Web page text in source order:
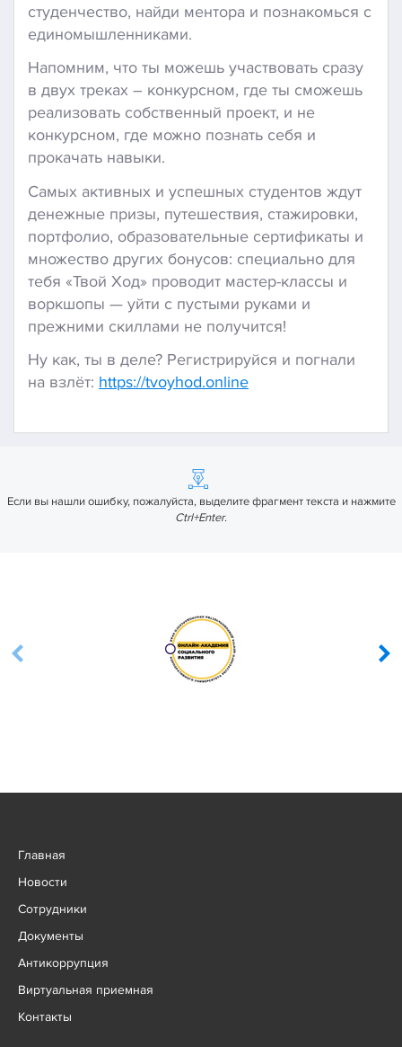
студенчество, найди ментора и познакомься с
единомышленниками.
Напомним, что ты можешь участвовать сразу
в двух треках – конкурсном, где ты сможешь
реализовать собственный проект, и не
конкурсном, где можно познать себя и
прокачать навыки.
Самых активных и успешных студентов ждут
денежные призы, путешествия, стажировки,
портфолио, образовательные сертификаты и
множество других бонусов: специально для
тебя «Твой Ход» проводит мастер-классы и
воркшопы — уйти с пустыми руками и
прежними скиллами не получится!
Ну как, ты в деле? Регистрируйся и погнали
на взлёт: https://tvoyhod.online
Если вы нашли ошибку, пожалуйста, выделите фрагмент текста и нажмите
Ctrl+Enter.
Главная
Новости
Сотрудники
Документы
Антикоррупция
Виртуальная приемная
Контакты